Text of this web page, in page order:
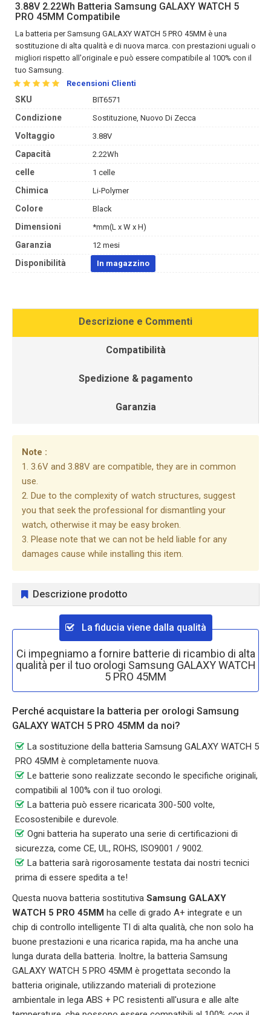
3.88V 2.22Wh Batteria Samsung GALAXY WATCH 5
PRO 45MM Compatibile
La batteria per Samsung GALAXY WATCH 5 PRO 45MM è una
sostituzione di alta qualità e di nuova marca. con prestazioni uguali o
migliori rispetto all'originale e può essere compatibile al 100% con il
tuo Samsung.
Recensioni Clienti
SKU BIT6571
Condizione Sostituzione, Nuovo Di Zecca
Voltaggio 3.88V
Capacità 2.22Wh
celle 1 celle
Chimica Li-Polymer
Colore Black
Dimensioni *mm(L x W x H)
Garanzia 12 mesi
Disponibilità In magazzino
Descrizione e Commenti
Compatibilità
Spedizione & pagamento
Garanzia
Note :
1. 3.6V and 3.88V are compatible, they are in common
use.
2. Due to the complexity of watch structures, suggest
you that seek the professional for dismantling your
watch, otherwise it may be easy broken.
3. Please note that we can not be held liable for any
damages cause while installing this item.
Descrizione prodotto
La fiducia viene dalla qualità
Ci impegniamo a fornire batterie di ricambio di alta
qualità per il tuo orologi Samsung GALAXY WATCH
5 PRO 45MM
Perché acquistare la batteria per orologi Samsung
GALAXY WATCH 5 PRO 45MM da noi?
La sostituzione della batteria Samsung GALAXY WATCH 5
PRO 45MM è completamente nuova.
Le batterie sono realizzate secondo le specifiche originali,
compatibili al 100% con il tuo orologi.
La batteria può essere ricaricata 300-500 volte,
Ecosostenibile e durevole.
Ogni batteria ha superato una serie di certificazioni di
sicurezza, come CE, UL, ROHS, ISO9001 / 9002.
La batteria sarà rigorosamente testata dai nostri tecnici
prima di essere spedita a te!
Questa nuova batteria sostitutiva Samsung GALAXY
WATCH 5 PRO 45MM ha celle di grado A+ integrate e un
chip di controllo intelligente TI di alta qualità, che non solo ha
buone prestazioni e una ricarica rapida, ma ha anche una
lunga durata della batteria. Inoltre, la batteria Samsung
GALAXY WATCH 5 PRO 45MM è progettata secondo la
batteria originale, utilizzando materiali di protezione
ambientale in lega ABS + PC resistenti all'usura e alle alte